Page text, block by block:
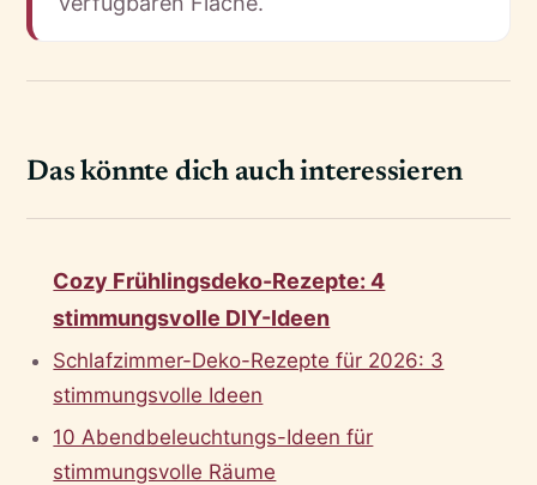
Das könnte dich auch interessieren
Cozy Frühlingsdeko-Rezepte: 4
stimmungsvolle DIY-Ideen
Schlafzimmer-Deko-Rezepte für 2026: 3
stimmungsvolle Ideen
10 Abendbeleuchtungs-Ideen für
stimmungsvolle Räume